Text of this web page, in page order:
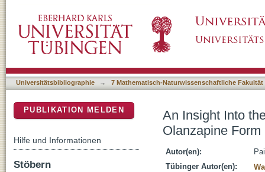
Aqueous Suspensions
Universitätsbibliographie → 7 Mathematisch-Naturwissenschaftliche Fakultät
An Insight Into
Olanzapine
Autor(en):
Tübinger Autor(en):
PUBLIKATION MELDEN
Hilfe und Informationen
Stöbern